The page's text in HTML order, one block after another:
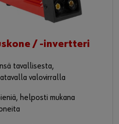
/ -invertteri
tavallisesta,
valovirralla
helposti mukana